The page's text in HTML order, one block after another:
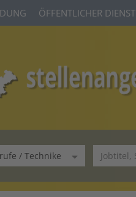
ÖFFENTLICHER DIENST